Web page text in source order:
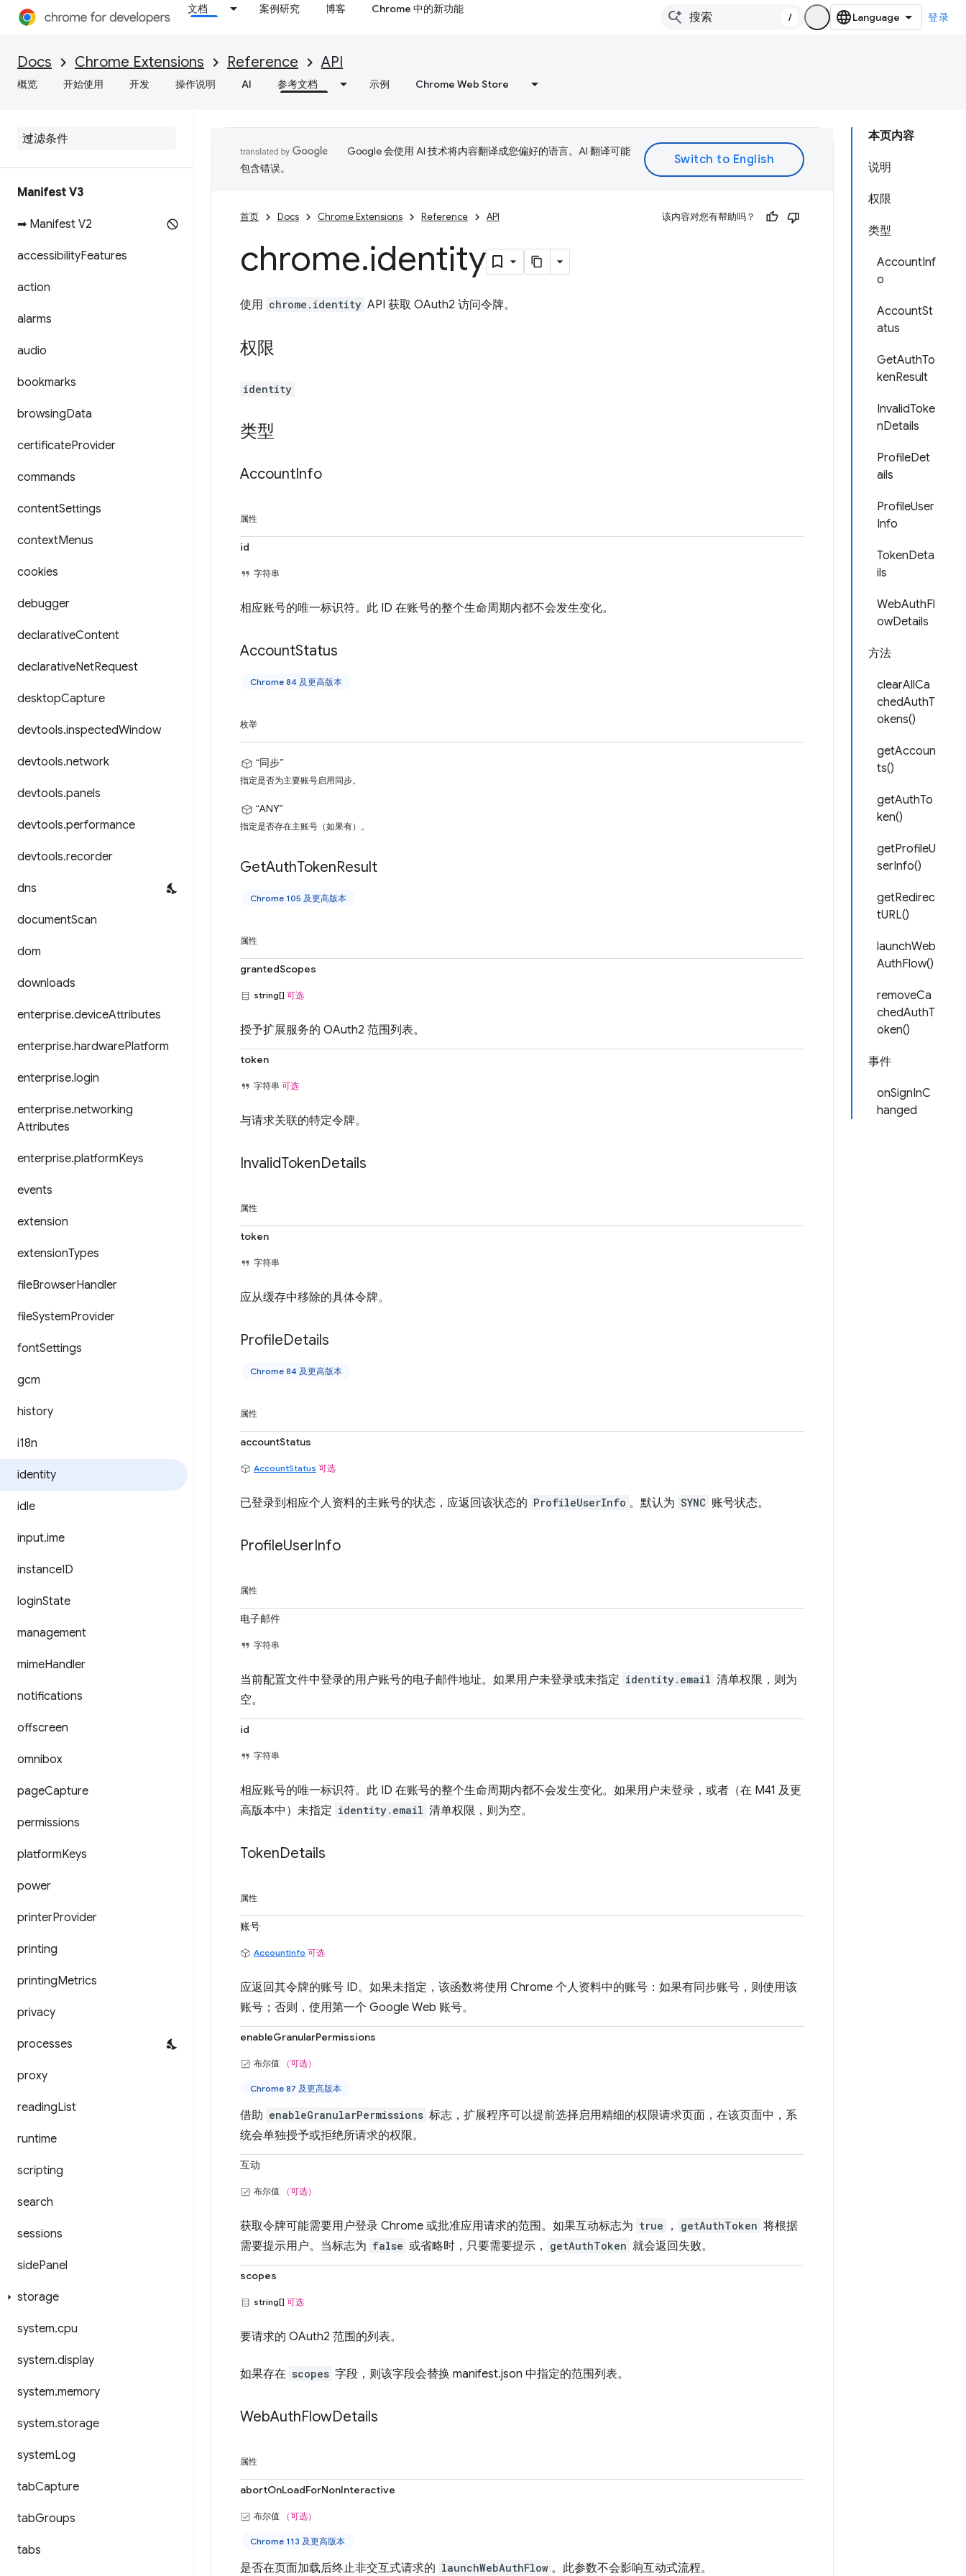
文档 案例研究 博客 Chrome 中的新功能
/ 登录
Docs Chrome Extensions Reference API
概览 开始使用 开发 操作说明 AI 参考文档 示例 Chrome Web Store
Manifest V3
➡ Manifest V2
accessibilityFeatures
action
alarms
audio
bookmarks
browsingData
certificateProvider
commands
contentSettings
contextMenus
cookies
debugger
declarativeContent
declarativeNetRequest
desktopCapture
devtools.inspectedWindow
devtools.network
devtools.panels
devtools.performance
devtools.recorder
dns
documentScan
dom
downloads
enterprise.deviceAttributes
enterprise.hardwarePlatform
enterprise.login
enterprise.networking
Attributes
enterprise.platformKeys
events
extension
extensionTypes
fileBrowserHandler
fileSystemProvider
fontSettings
gcm
history
i18n
identity
idle
input.ime
instanceID
loginState
management
mimeHandler
notifications
offscreen
omnibox
pageCapture
permissions
platformKeys
power
printerProvider
printing
printingMetrics
privacy
processes
proxy
readingList
runtime
scripting
search
sessions
sidePanel
storage
system.cpu
system.display
system.memory
system.storage
systemLog
tabCapture
tabGroups
tabs
本页内容
说明
权限
类型
AccountInf
o
AccountSt
atus
GetAuthTo
kenResult
InvalidToke
nDetails
ProfileDet
ails
ProfileUser
Info
TokenDeta
ils
WebAuthFl
owDetails
方法
clearAllCa
chedAuthT
okens()
getAccoun
ts()
getAuthTo
ken()
getProfileU
serInfo()
getRedirec
tURL()
launchWeb
AuthFlow()
removeCa
chedAuthT
oken()
事件
onSignInC
hanged
Google 会使用 AI 技术将内容翻译成您偏好的语言。AI 翻译可能
包含错误。
首页 Docs Chrome Extensions Reference API 该内容对您有帮助吗？
chrome.identity
使用 chrome.identity API 获取 OAuth2 访问令牌。
权限
identity
类型
AccountInfo
属性
id
字符串
相应账号的唯一标识符。此 ID 在账号的整个生命周期内都不会发生变化。
AccountStatus
Chrome 84 及更高版本
枚举
“同步”
指定是否为主要账号启用同步。
“ANY”
指定是否存在主账号（如果有）。
GetAuthTokenResult
Chrome 105 及更高版本
属性
grantedScopes
string[] 可选
授予扩展服务的 OAuth2 范围列表。
token
字符串 可选
与请求关联的特定令牌。
InvalidTokenDetails
属性
token
字符串
应从缓存中移除的具体令牌。
ProfileDetails
Chrome 84 及更高版本
属性
accountStatus
AccountStatus 可选
已登录到相应个人资料的主账号的状态，应返回该状态的 ProfileUserInfo 。默认为 SYNC 账号状态。
ProfileUserInfo
属性
电子邮件
字符串
当前配置文件中登录的用户账号的电子邮件地址。如果用户未登录或未指定 identity.email 清单权限，则为
空。
id
字符串
相应账号的唯一标识符。此 ID 在账号的整个生命周期内都不会发生变化。如果用户未登录，或者（在 M41 及更
高版本中）未指定 identity.email 清单权限，则为空。
TokenDetails
属性
账号
AccountInfo 可选
应返回其令牌的账号 ID。如果未指定，该函数将使用 Chrome 个人资料中的账号：如果有同步账号，则使用该
账号；否则，使用第一个 Google Web 账号。
enableGranularPermissions
布尔值 （可选）
Chrome 87 及更高版本
借助 enableGranularPermissions 标志，扩展程序可以提前选择启用精细的权限请求页面，在该页面中，系
统会单独授予或拒绝所请求的权限。
互动
布尔值 （可选）
获取令牌可能需要用户登录 Chrome 或批准应用请求的范围。如果互动标志为 true ， getAuthToken 将根据
需要提示用户。当标志为 false 或省略时，只要需要提示， getAuthToken 就会返回失败。
scopes
string[] 可选
要请求的 OAuth2 范围的列表。
如果存在 scopes 字段，则该字段会替换 manifest.json 中指定的范围列表。
WebAuthFlowDetails
属性
abortOnLoadForNonInteractive
布尔值 （可选）
Chrome 113 及更高版本
是否在页面加载后终止非交互式请求的 launchWebAuthFlow 。此参数不会影响互动式流程。